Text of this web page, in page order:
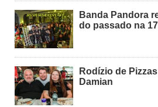
Banda Pandora
do passado na
Rodízio de
Damian